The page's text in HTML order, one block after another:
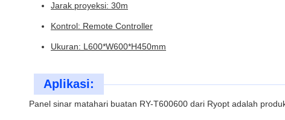
Jarak proyeksi: 30m
Kontrol: Remote Controller
Ukuran: L600*W600*H450mm
Aplikasi:
Panel sinar matahari buatan RY-T600600 dari Ryopt adalah